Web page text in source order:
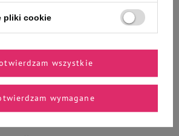
polecane przez
pliki cookie
wymagane
wszystkie